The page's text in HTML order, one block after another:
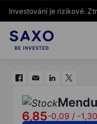
Investování je rizikové.
6,85-0,09 / -